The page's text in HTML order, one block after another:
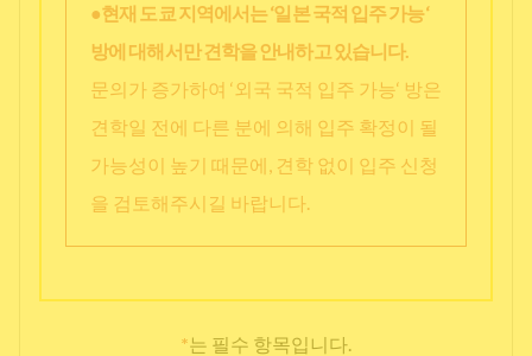
●현재 도쿄 지역에서는 ‘일본 국적 입주 가능‘
방에 대해서만 견학을 안내하고 있습니다.
문의가 증가하여 ‘외국 국적 입주 가능‘ 방은
견학일 전에 다른 분에 의해 입주 확정이 될
가능성이 높기 때문에, 견학 없이 입주 신청
을 검토해주시길 바랍니다.
*는 필수 항목입니다.